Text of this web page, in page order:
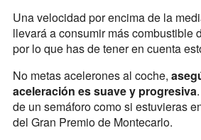
Una velocidad por encima de la
llevará a consumir más combustible
por lo que has de tener en cuenta
No metas acelerones al coche,
aceleración es suave y progresiva
de un semáforo como si estuvieras
del Gran Premio de Montecarlo.